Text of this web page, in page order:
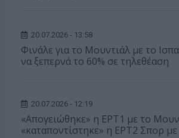
20.07.2026 - 13:58
Φινάλε για το Μουντιάλ με το
να ξεπερνά το 60% σε τηλεθέαση
20.07.2026 - 12:19
«Απογειώθηκε» η ΕΡΤ1 με το
«καταποντίστηκε» η ΕΡΤ2 Σπορ με